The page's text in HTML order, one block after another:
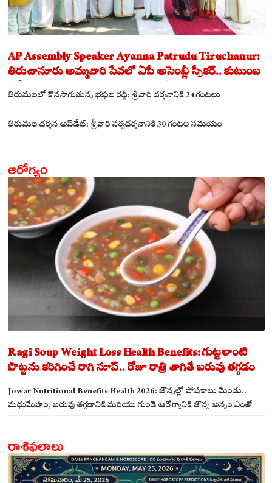
AP Assembly Speaker Ayanna Patrudu Tiruchanur:
తిరుచానూరు అమ్మవారి సేవలో ఏపీ అసెంబ్లీ స్పీకర్.. కుటుంబ
సమేతంగా దర్శించుకున్న అయ్యన్నపాత్రుడు!
తిరుమలలో కొనసాగుతున్న భక్తుల రద్దీ: శ్రీవారి దర్శనానికి 24 గంటలు
తిరుమల దర్శన అప్‌డేట్: శ్రీవారి సర్వదర్శనానికి 30 గంటల సమయం
ఆరోగ్యం
Ragi Soup Weight Loss Health Benefits: గుట్టలాంటి
పొట్టను కరిగించే రాగి సూప్.. రోజూ రాత్రి తాగితే బరువు తగ్గడం
ఖాయం!
Jowar Nutritional Benefits Health 2026: జొన్నల్లో పోషకాలు మెండు..
మధుమేహం, బరువు తగ్గడానికి మరియు గుండె ఆరోగ్యానికి జొన్న అన్నం ఎంతో
రాశిఫలాలు